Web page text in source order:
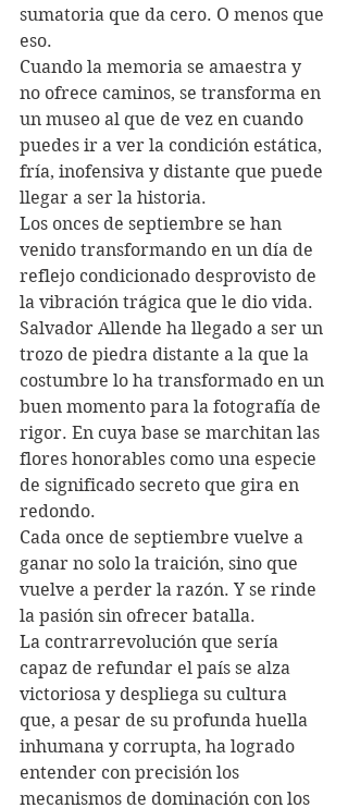
sumatoria que da cero. O menos que
eso.
Cuando la memoria se amaestra y
no ofrece caminos, se transforma en
un museo al que de vez en cuando
puedes ir a ver la condición estática,
fría, inofensiva y distante que puede
llegar a ser la historia.
Los onces de septiembre se han
venido transformando en un día de
reflejo condicionado desprovisto de
la vibración trágica que le dio vida.
Salvador Allende ha llegado a ser un
trozo de piedra distante a la que la
costumbre lo ha transformado en un
buen momento para la fotografía de
rigor. En cuya base se marchitan las
flores honorables como una especie
de significado secreto que gira en
redondo.
Cada once de septiembre vuelve a
ganar no solo la traición, sino que
vuelve a perder la razón. Y se rinde
la pasión sin ofrecer batalla.
La contrarrevolución que sería
capaz de refundar el país se alza
victoriosa y despliega su cultura
que, a pesar de su profunda huella
inhumana y corrupta, ha logrado
entender con precisión los
mecanismos de dominación con los